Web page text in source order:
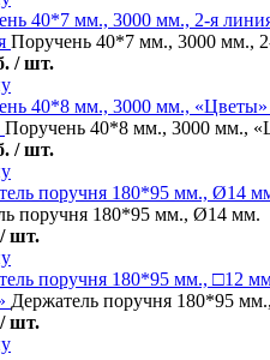
Поручень 40*7 мм., 3000 мм.,
/ шт.
Поручень 40*8 мм., 3000 мм.,
/ шт.
поручня 180*95 мм., Ø14 мм.
шт.
Держатель поручня 180*95
шт.